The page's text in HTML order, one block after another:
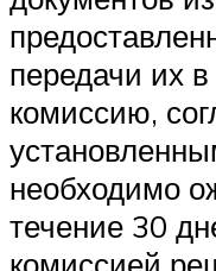
передачи их
комиссию,
необходимо
течение 30